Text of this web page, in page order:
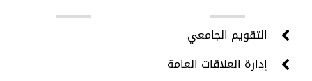
التقويم الجامعي
إدارة العلاقات العامة